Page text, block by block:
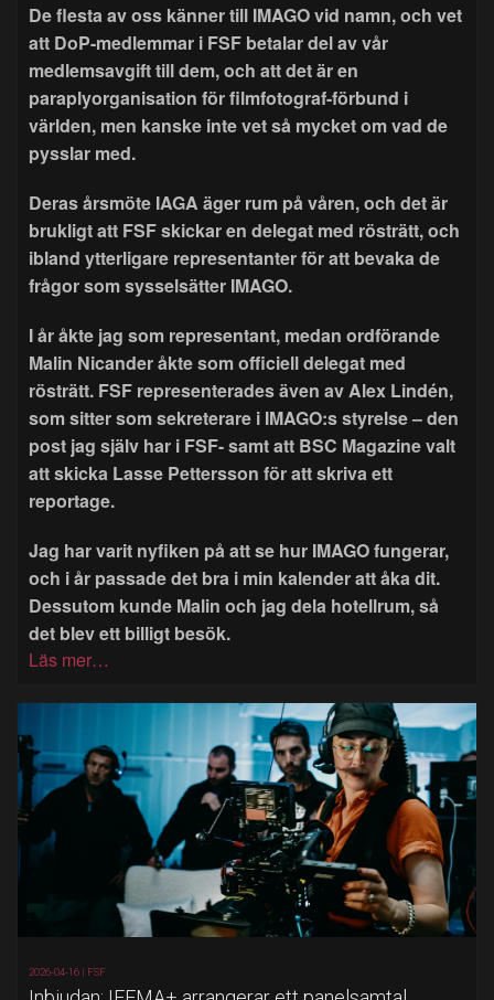
De flesta av oss känner till IMAGO vid namn, och vet
att DoP-medlemmar i FSF betalar del av vår
medlemsavgift till dem, och att det är en
paraplyorganisation för filmfotograf-förbund i
världen, men kanske inte vet så mycket om vad de
pysslar med.
Deras årsmöte IAGA äger rum på våren, och det är
brukligt att FSF skickar en delegat med rösträtt, och
ibland ytterligare representanter för att bevaka de
frågor som sysselsätter IMAGO.
I år åkte jag som representant, medan ordförande
Malin Nicander åkte som officiell delegat med
rösträtt. FSF representerades även av Alex Lindén,
som sitter som sekreterare i IMAGO:s styrelse – den
post jag själv har i FSF- samt att BSC Magazine valt
att skicka Lasse Pettersson för att skriva ett
reportage.
Jag har varit nyfiken på att se hur IMAGO fungerar,
och i år passade det bra i min kalender att åka dit.
Dessutom kunde Malin och jag dela hotellrum, så
det blev ett billigt besök.
Läs mer…
2026-04-16 | FSF